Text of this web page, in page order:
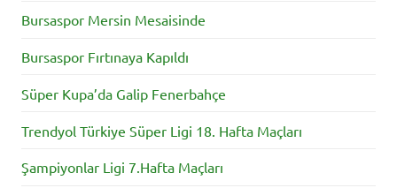
Bursaspor Mersin Mesaisinde
Bursaspor Fırtınaya Kapıldı
Süper Kupa’da Galip Fenerbahçe
Trendyol Türkiye Süper Ligi 18. Hafta Maçları
Şampiyonlar Ligi 7.Hafta Maçları